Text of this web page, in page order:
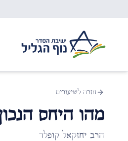
חזרה לשיעורים
מהו היחס
הרב יחזקאל קופלד